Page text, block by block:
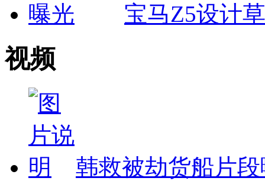
宝马Z5设计
视频
韩救被劫货船片